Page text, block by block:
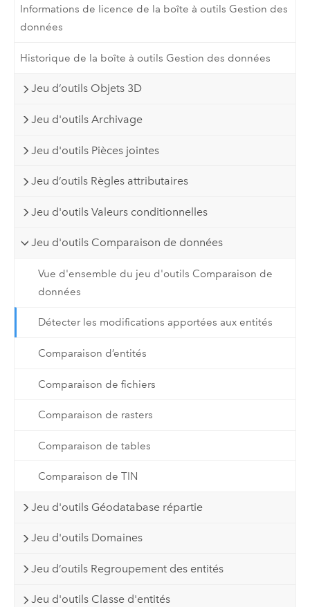
Informations de licence de la boîte à outils Gestion des
données
Historique de la boîte à outils Gestion des données
Jeu d’outils Objets 3D
Jeu d'outils Archivage
Jeu d'outils Pièces jointes
Jeu d’outils Règles attributaires
Jeu d'outils Valeurs conditionnelles
Jeu d'outils Comparaison de données
Vue d'ensemble du jeu d'outils Comparaison de
données
Détecter les modifications apportées aux entités
Comparaison d’entités
Comparaison de fichiers
Comparaison de rasters
Comparaison de tables
Comparaison de TIN
Jeu d'outils Géodatabase répartie
Jeu d'outils Domaines
Jeu d’outils Regroupement des entités
Jeu d'outils Classe d'entités